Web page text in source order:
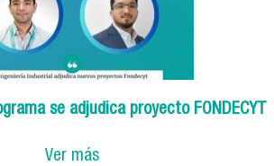
se adjudica proyecto FONDECYT
Ver más